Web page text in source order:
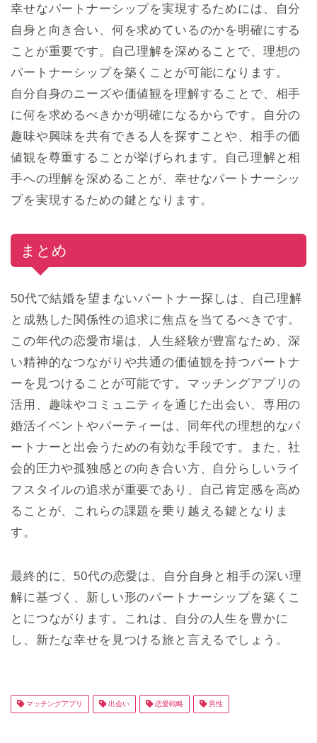
幸せなパートナーシップを実現するためには、自分
自身と向き合い、何を求めているのかを明確にする
ことが重要です。自己理解を深めることで、理想の
パートナーシップを築くことが可能になります。
自分自身のニーズや価値観を理解することで、相手
に何を求めるべきかが明確になるからです。自分の
趣味や興味を共有できる人を探すことや、相手の価
値観を尊重することが挙げられます。自己理解と相
手への理解を深めることが、幸せなパートナーシッ
プを実現するための鍵となります。
まとめ
50代で結婚を望まないパートナー探しは、自己理解
と成熟した関係性の追求に焦点を当てるべきです。
この年代の恋愛市場は、人生経験が豊富なため、深
い精神的なつながりや共通の価値観を持つパートナ
ーを見つけることが可能です。マッチングアプリの
活用、趣味やコミュニティを通じた出会い、専用の
婚活イベントやパーティーは、同年代の理想的なパ
ートナーと出会うための有効な手段です。また、社
会的圧力や孤独感との向き合い方、自分らしいライ
フスタイルの追求が重要であり、自己肯定感を高め
ることが、これらの課題を乗り越える鍵となりま
す。
最終的に、50代の恋愛は、自分自身と相手の深い理
解に基づく、新しい形のパートナーシップを築くこ
とにつながります。これは、自分の人生を豊かに
し、新たな幸せを見つける旅と言えるでしょう。
マッチングアプリ 出会い 恋愛戦略 男性